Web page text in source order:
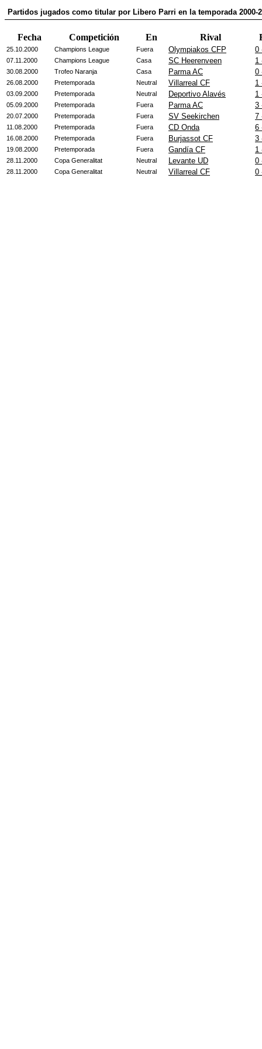
Partidos jugados como titular por Libero Parri en la temporada 2000-
Fecha Competición En Rival
25.10.2000 Champions League Fuera Olympiakos CFP 0
07.11.2000 Champions League Casa SC Heerenveen 1
30.08.2000 Trofeo Naranja Casa Parma AC 0
26.08.2000 Pretemporada Neutral Villarreal CF 1
03.09.2000 Pretemporada Neutral Deportivo Alavés 1
05.09.2000 Pretemporada Fuera Parma AC 3
20.07.2000 Pretemporada Fuera SV Seekirchen 7
11.08.2000 Pretemporada Fuera CD Onda 6
16.08.2000 Pretemporada Fuera Burjassot CF 3
19.08.2000 Pretemporada Fuera Gandía CF 1
28.11.2000 Copa Generalitat Neutral Levante UD 0
28.11.2000 Copa Generalitat Neutral Villarreal CF 0